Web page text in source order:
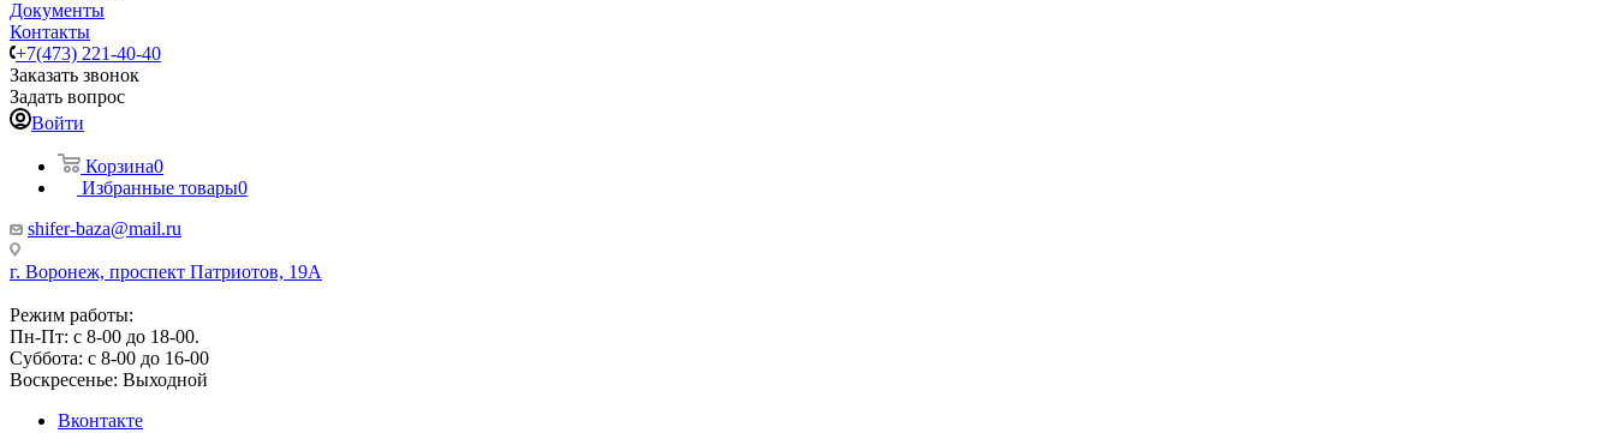
Документы
Контакты
+7(473) 221-40-40
Заказать звонок
Задать вопрос
Войти
Корзина0
Избранные товары0
shifer-baza@mail.ru
г. Воронеж, проспект Патриотов, 19А
Режим работы:
Пн-Пт: с 8-00 до 18-00.
Суббота: с 8-00 до 16-00
Воскресенье: Выходной
Вконтакте